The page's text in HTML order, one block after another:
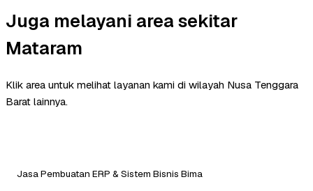
Juga melayani area sekitar
Mataram
Klik area untuk melihat layanan kami di wilayah Nusa Tenggara
Barat lainnya.
Jasa Pembuatan ERP & Sistem Bisnis Bima